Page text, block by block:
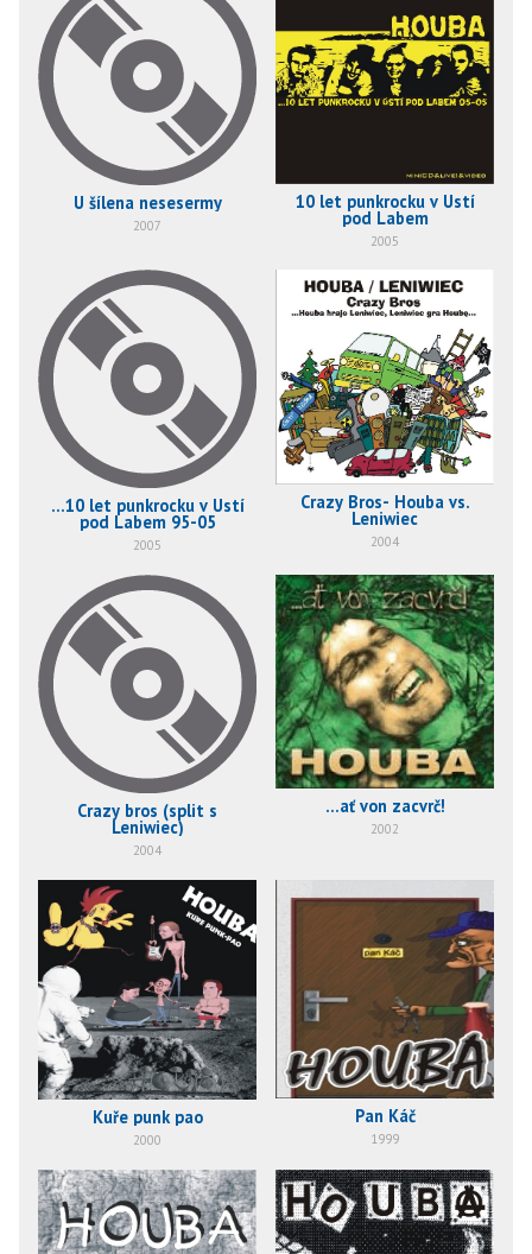
U šílena nesesermy
2007
10 let punkrocku v Ústí
pod Labem
2005
...10 let punkrocku v Ústí
pod Labem 95-05
2005
Crazy Bros- Houba vs.
Leniwiec
2004
Crazy bros (split s
Leniwiec)
2004
...ať von zacvrč!
2002
Kuře punk pao
2000
Pan Káč
1999